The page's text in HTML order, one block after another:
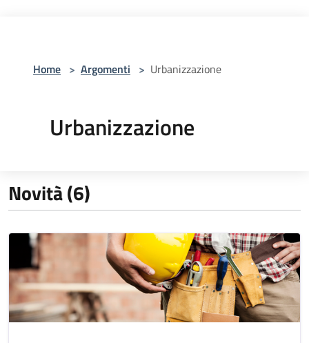
Home > Argomenti > Urbanizzazione
Urbanizzazione
Novità (6)